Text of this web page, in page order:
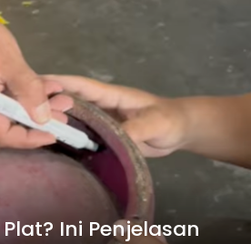
Ini Penjelasan